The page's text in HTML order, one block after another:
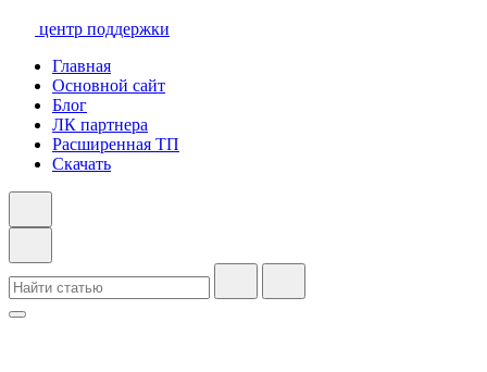
центр поддержки
Главная
Основной сайт
Блог
ЛК партнера
Расширенная ТП
Скачать